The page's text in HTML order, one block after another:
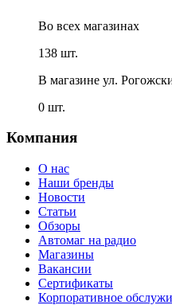
Во всех магазинах
138 шт.
В магазине ул.
0 шт.
Компания
О нас
Наши бренды
Новости
Статьи
Обзоры
Автомаг на радио
Магазины
Вакансии
Сертификаты
Корпоративное